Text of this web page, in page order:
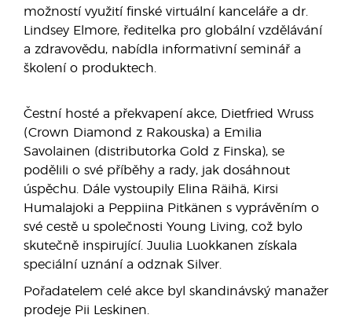
možností využití finské virtuální kanceláře a dr.
Lindsey Elmore, ředitelka pro globální vzdělávání
a zdravovědu, nabídla informativní seminář a
školení o produktech.
Čestní hosté a překvapení akce, Dietfried Wruss
(Crown Diamond z Rakouska) a Emilia
Savolainen (distributorka Gold z Finska), se
podělili o své příběhy a rady, jak dosáhnout
úspěchu. Dále vystoupily Elina Räihä, Kirsi
Humalajoki a Peppiina Pitkänen s vyprávěním o
své cestě u společnosti Young Living, což bylo
skutečně inspirující. Juulia Luokkanen získala
speciální uznání a odznak Silver.
Pořadatelem celé akce byl skandinávský manažer
prodeje Pii Leskinen.